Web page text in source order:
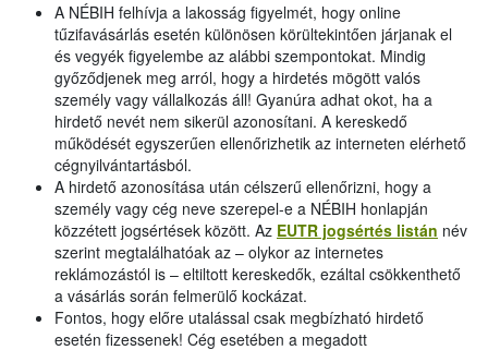
A NÉBIH felhívja a lakosság figyelmét, hogy online
tűzifavásárlás esetén különösen körültekintően járjanak el
és vegyék figyelembe az alábbi szempontokat. Mindig
győződjenek meg arról, hogy a hirdetés mögött valós
személy vagy vállalkozás áll! Gyanúra adhat okot, ha a
hirdető nevét nem sikerül azonosítani. A kereskedő
működését egyszerűen ellenőrizhetik az interneten elérhető
cégnyilvántartásból.
A hirdető azonosítása után célszerű ellenőrizni, hogy a
személy vagy cég neve szerepel-e a NÉBIH honlapján
közzétett jogsértések között. Az EUTR jogsértés listán név
szerint megtalálhatóak az – olykor az internetes
reklámozástól is – eltiltott kereskedők, ezáltal csökkenthető
a vásárlás során felmerülő kockázat.
Fontos, hogy előre utalással csak megbízható hirdető
esetén fizessenek! Cég esetében a megadott